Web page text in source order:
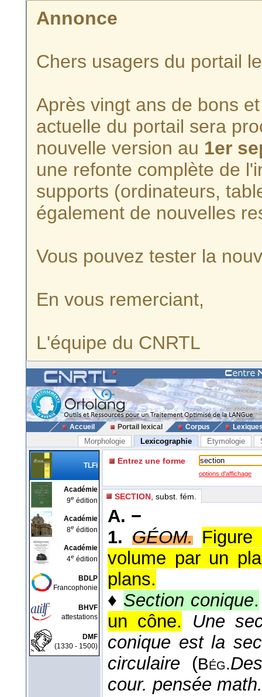
Annonce
Chers usagers du portail
Après vingt ans de bons
actuelle du portail sera
nouvelle version au 1er
une refonte complète de
supports (ordinateurs,
également de nouvelles
Vous pouvez tester la
En vous remerciant,
L'équipe du CNRTL
Accueil Portail lexical Corpus
Morphologie Lexicographie Etymologie
TLFi
Académie
9e édition
Académie
8e édition
Académie
4e édition
BDLP
Francophonie
BHVF
attestations
DMF
(1330 - 1500)
Entrez une forme
options d'affichage
SECTION , subst. fém.
A. −
1. GÉOM. Figure
volume par un
plans.
♦ Section conique.
un cône.
Une
conique est la
circulaire (Bég.
cour. pensée math.